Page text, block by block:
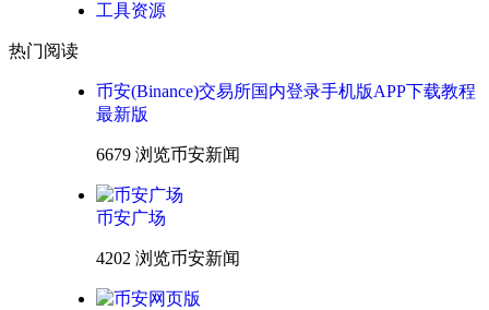
工具资源
热门阅读
币安(Binance)交易所国内登录手机版APP下载教程
最新版
6679 浏览币安新闻
币安广场
4202 浏览币安新闻